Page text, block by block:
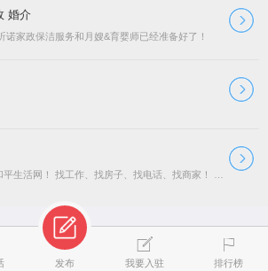
婚介
诺家政保洁服务和月嫂&育婴师已经准备好了！
发布 我要入驻 排行榜